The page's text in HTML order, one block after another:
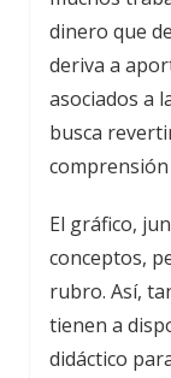
dinero que
deriva a
asociados a
busca
El gráfico,
conceptos,
rubro. Así,
tienen a
didáctico